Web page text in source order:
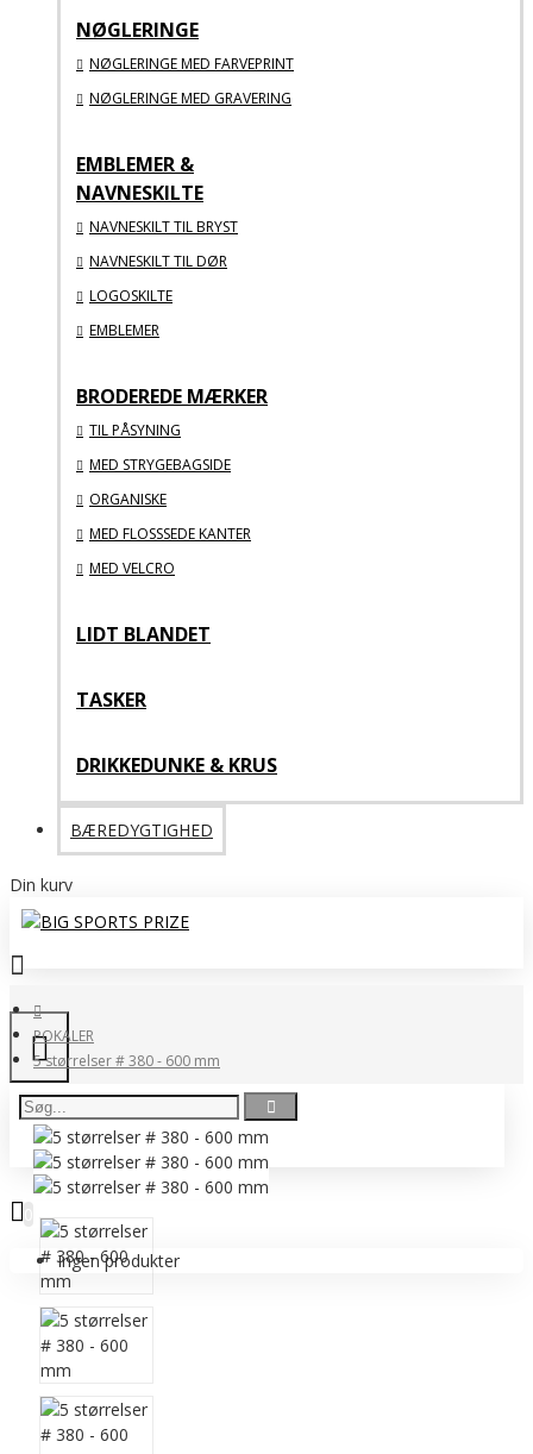
NØGLERINGE
NØGLERINGE MED FARVEPRINT
NØGLERINGE MED GRAVERING
EMBLEMER &
NAVNESKILTE
NAVNESKILT TIL BRYST
NAVNESKILT TIL DØR
LOGOSKILTE
EMBLEMER
BRODEREDE MÆRKER
TIL PÅSYNING
MED STRYGEBAGSIDE
ORGANISKE
MED FLOSSSEDE KANTER
MED VELCRO
LIDT BLANDET
TASKER
DRIKKEDUNKE & KRUS
BÆREDYGTIGHED
Din kurv
0 vare(r) - 0,00 DKK
Ingen produkter
POKALER
5 størrelser # 380 - 600 mm